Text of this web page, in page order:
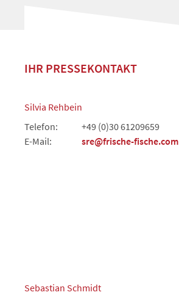
IHR PRESSEKONTAKT
Silvia Rehbein
Telefon:
+49 (0)30 61209659
E-Mail:
sre@frische-fische.com
Sebastian Schmidt